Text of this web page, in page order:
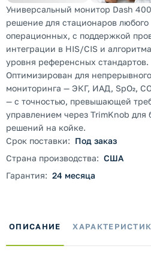
Универсальный монитор Dash
решение для стационаров
операционных, с поддержкой
интеграции в HIS/CIS и
уровня референсных стандартов.
Оптимизирован для
мониторинга — ЭКГ, ИАД, SpO₂,
— с точностью, превышающей
управлением через TrimKnob для
решений на койке.
Срок поставки: Под заказ
Страна производства: США
Гарантия: 24 месяца
ОПИСАНИЕ